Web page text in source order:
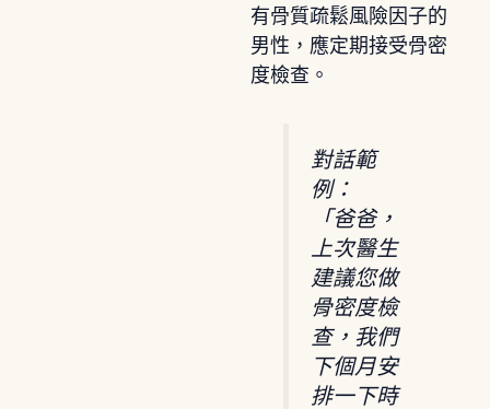
有骨質疏鬆風險因子的
男性，應定期接受骨密
度檢查。
對話範
例：
「爸爸，
上次醫生
建議您做
骨密度檢
查，我們
下個月安
排一下時